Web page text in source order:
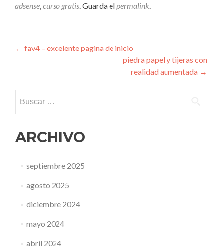
adsense,curso gratis. Guarda elpermalink.
Navegación
entradas
← fav4 – excelente pagina de inicio
piedra papel y tijeras con
realidad aumentada →
ARCHIVO
septiembre 2025
agosto 2025
diciembre 2024
mayo 2024
abril 2024